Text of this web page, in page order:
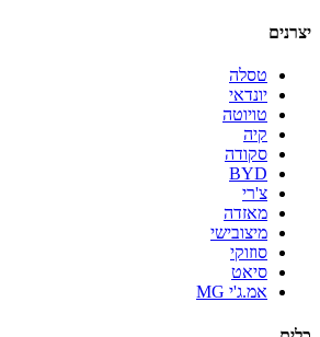
יצרנים
טסלה
יונדאי
טויוטה
קיה
סקודה
BYD
צ'רי
מאזדה
מיצובישי
סוזוקי
סיאט
אמ.ג'י MG